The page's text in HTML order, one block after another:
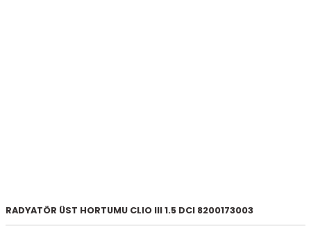
RADYATÖR ÜST HORTUMU CLIO III 1.5 DCI 8200173003